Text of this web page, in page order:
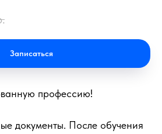
Записаться
профессию!
документы. После обучения